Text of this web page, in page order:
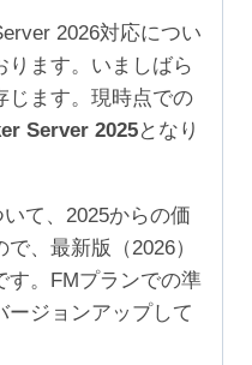
2026対応につい
ります。いましばら
じます。現時点での
Server 2025となり
て、2025からの価
、最新版（2026）
す。FMプランでの準
ージョンアップして